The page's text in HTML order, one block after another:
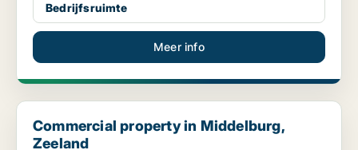
Bedrijfsruimte
Meer info
Commercial property in Middelburg, Zeeland
Commercial property in Middelburg,
Zeeland